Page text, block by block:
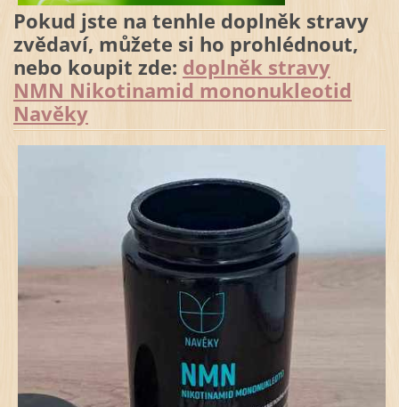
Pokud jste na tenhle doplněk stravy
zvědaví, můžete si ho prohlédnout,
nebo koupit zde: doplněk stravy
NMN Nikotinamid mononukleotid
Navěky